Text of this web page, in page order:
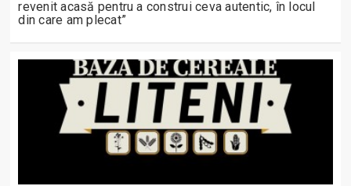
revenit acasă pentru a construi ceva autentic, în locul
din care am plecat”